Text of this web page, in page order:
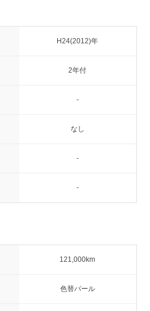
H24(2012)年
2年付
-
なし
-
-
121,000km
色替パール